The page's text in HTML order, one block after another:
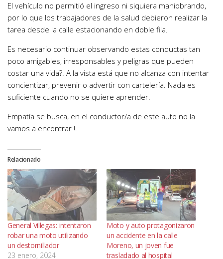
El vehículo no permitió el ingreso ni siquiera maniobrando,
por lo que los trabajadores de la salud debieron realizar la
tarea desde la calle estacionando en doble fila.
Es necesario continuar observando estas conductas tan
poco amigables, irresponsables y peligras que pueden
costar una vida?. A la vista está que no alcanza con intentar
concientizar, prevenir o advertir con cartelería. Nada es
suficiente cuando no se quiere aprender.
Empatía se busca, en el conductor/a de este auto no la
vamos a encontrar !.
Relacionado
General Villegas: intentaron
robar una moto utilizando
un destornillador
23 enero, 2024
Moto y auto protagonizaron
un accidente en la calle
Moreno, un joven fue
trasladado al hospital